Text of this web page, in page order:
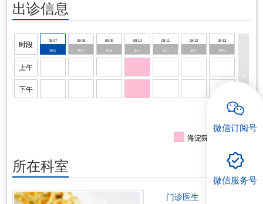
出诊信息
时段
上午
下午
08-07
周五
08-08
周六
08-09
周日
08-10
周一
08-11 08-12
周三
08-13
周四
>
海淀院区出诊信息
所在科室
门诊医生
微信订阅号
微信服务号